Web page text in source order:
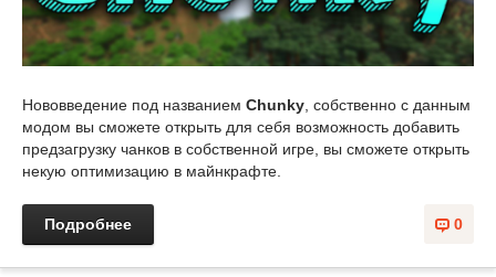
Нововведение под названием Chunky, собственно с данным
модом вы сможете открыть для себя возможность добавить
предзагрузку чанков в собственной игре, вы сможете открыть
некую оптимизацию в майнкрафте.
0
Подробнее